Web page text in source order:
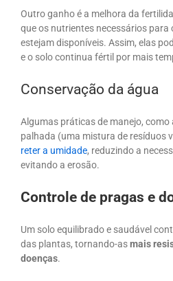
Outro ganho é a melhora da
que os nutrientes necessários
estejam disponíveis. Assim, elas
e o solo continua fértil por mais
Conservação da água
Algumas práticas de manejo,
palhada (uma mistura de resíduos
reter a umidade, reduzindo a
evitando a erosão.
Controle de pragas e
Um solo equilibrado e saudável
das plantas, tornando-asmais
doenças.